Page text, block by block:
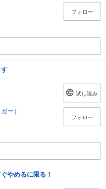
フォロー
ー）
試し読み
フォロー
やめるに限る！